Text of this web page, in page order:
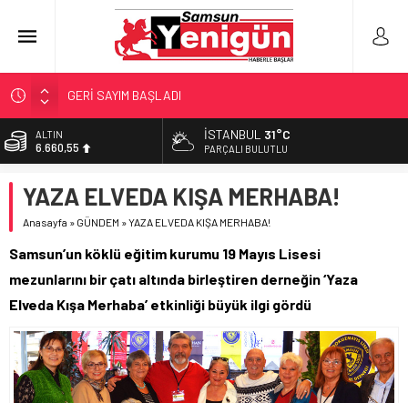
GERİ SAYIM BAŞLADI
SAMSUNSPOR’DA HEDEF 5’İNCİLİK!
‘BAFRA’YA YATIRIM YAPIN!’
YÖNETİCİ SEÇERKEN YAPILAN EN BÜYÜK HATALAR
ALTIN
6.660,55
13.779,39
DOLAR
55,1881
İSTANBUL 31°C
PARÇALI BULUTLU
YAZA ELVEDA KIŞA MERHABA!
Anasayfa » GÜNDEM »YAZA ELVEDA KIŞA MERHABA!
Samsun’un köklü eğitim kurumu 19 Mayıs Lisesi
mezunlarını bir çatı altında birleştiren derneğin ‘Yaza
Elveda Kışa Merhaba’ etkinliği büyük ilgi gördü